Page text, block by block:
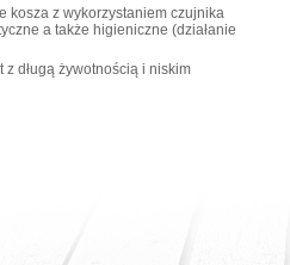
kosza z wykorzystaniem czujnika
a także higieniczne (działanie
z długą żywotnością i niskim